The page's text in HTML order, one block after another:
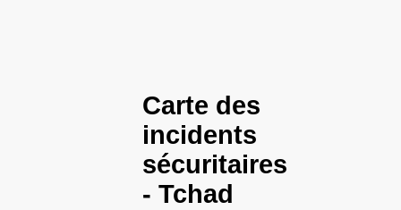
Carte des
incidents
sécuritaires
- Tchad